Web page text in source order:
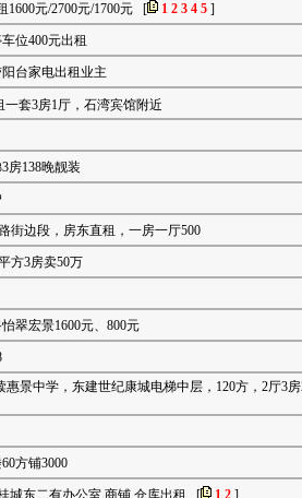
元/2700元/1700元 [ 1 2 3 4 5 ]
位400元出租
台家电出租业主
套3房1厅，石湾宾馆附近
房138晚靓装
街边段，房东直租，一房一厅500
方3房卖50万
翠宏景1600元、800元
景中学，东建世纪康城电梯中层，120方，2厅3
方铺3000
城东二有办公室,商铺,仓库出租 [ 1 2 ]